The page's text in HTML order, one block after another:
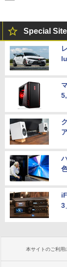
Special Site
3
本サイトのご利用